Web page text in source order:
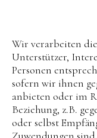
Wir verarbeiten
Unterstützer,
Personen
sofern wir ihnen
anbieten oder im
Beziehung, z.B.
oder selbst